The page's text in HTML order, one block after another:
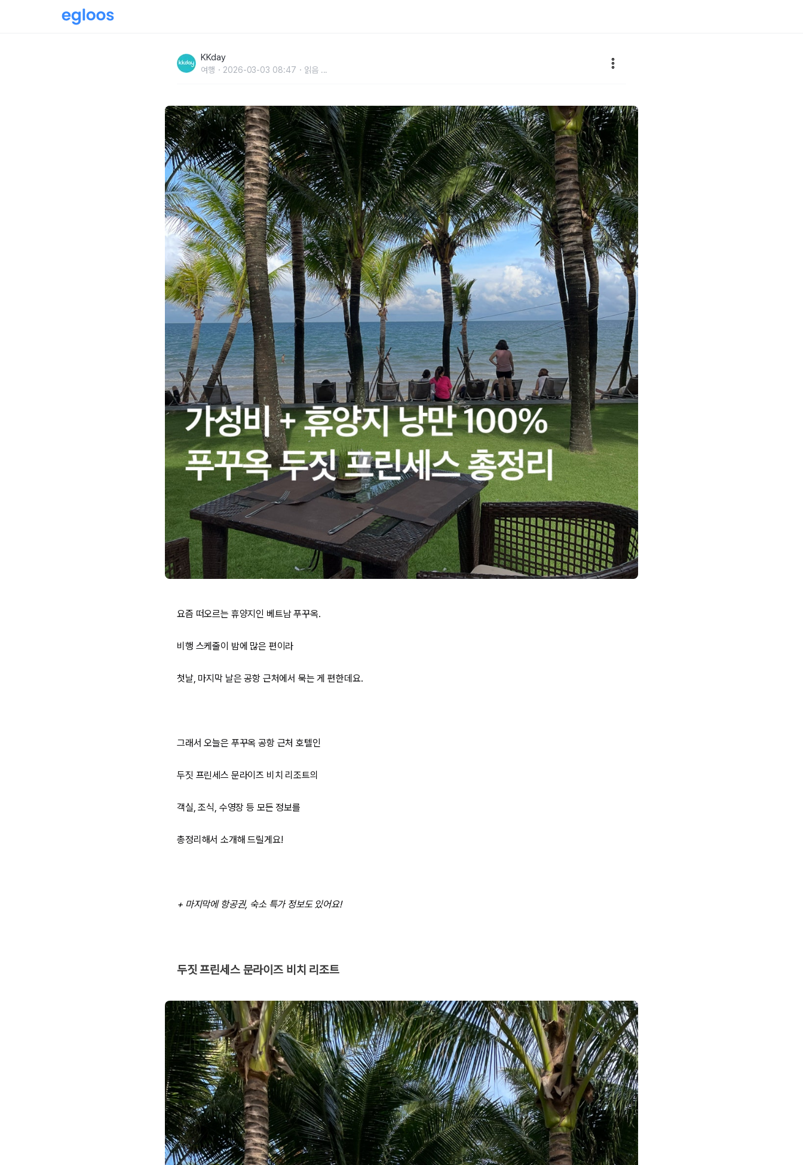
KKday
여행 2026-03-03 08:47 읽음 ...
요즘 떠오르는 휴양지인 베트남 푸꾸옥.
비행 스케줄이 밤에 많은 편이라
첫날, 마지막 날은공항 근처에서 묵는 게 편한데요.
그래서 오늘은 푸꾸옥 공항 근처 호텔인
두짓 프린세스 문라이즈 비치 리조트의
객실, 조식, 수영장 등 모든 정보를
총정리해서 소개해 드릴게요!
+ 마지막에 항공권, 숙소 특가 정보도 있어요!
두짓 프린세스 문라이즈 비치 리조트